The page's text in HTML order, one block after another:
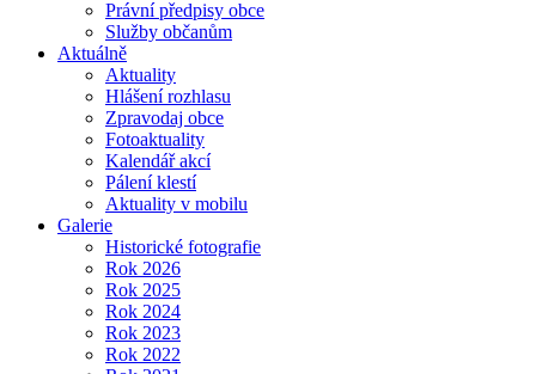
Právní předpisy obce
Služby občanům
Aktuálně
Aktuality
Hlášení rozhlasu
Zpravodaj obce
Fotoaktuality
Kalendář akcí
Pálení klestí
Aktuality v mobilu
Galerie
Historické fotografie
Rok 2026
Rok 2025
Rok 2024
Rok 2023
Rok 2022